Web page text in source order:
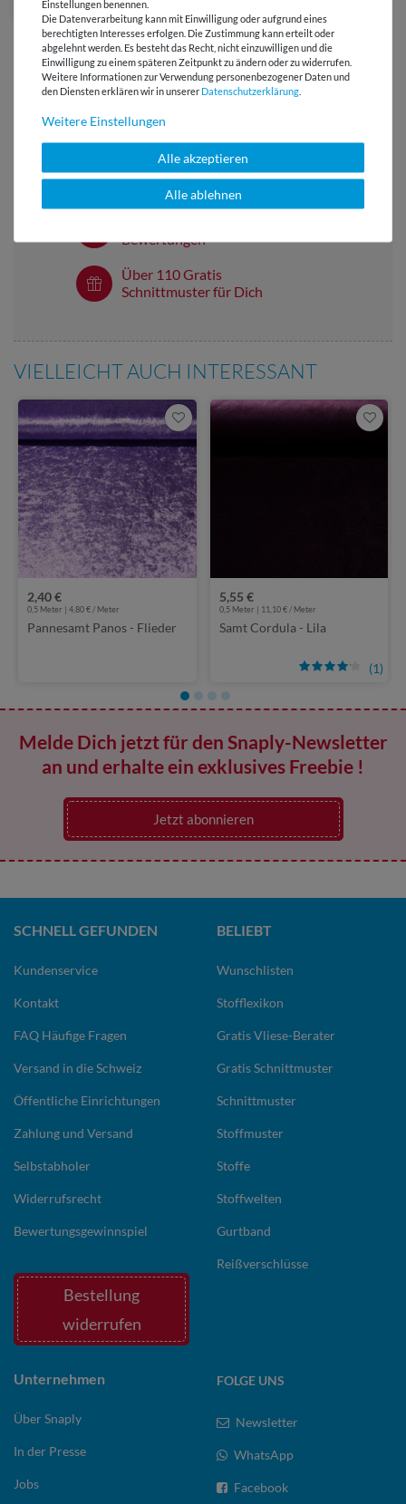
Versandkostenfrei ab 60 € -
Lieferung mit DHL
E-Mail Kundenservice
Antwort in 24h
Bewertungen
Über 110 Gratis
Schnittmuster für Dich
VIELLEICHT AUCH INTERESSANT
2,40 €
0,5 Meter | 4,80 € / Meter
Pannesamt Panos - Flieder
(1)
5,55 €
0,5 Meter | 11,10 € / Meter
Samt Cordula - Lila
Melde Dich jetzt für den Snaply-Newsletter
an und erhalte ein exklusives Freebie !
Jetzt abonnieren
Einstellungen benennen.
Die Datenverarbeitung kann mit Einwilligung oder aufgrund eines
berechtigten Interesses erfolgen. Die Zustimmung kann erteilt oder
abgelehnt werden. Es besteht das Recht, nicht einzuwilligen und die
Einwilligung zu einem späteren Zeitpunkt zu ändern oder zu widerrufen.
Weitere Informationen zur Verwendung personenbezogener Daten und
den Diensten erklären wir in unserer Daten­schutz­erklärung
Weitere Einstellungen
Alle akzeptieren
Alle ablehnen
SCHNELL GEFUNDEN
Kundenservice
Kontakt
FAQ Häufige Fragen
Versand in die Schweiz
Öffentliche Einrichtungen
Zahlung und Versand
Selbstabholer
Widerrufsrecht
Bewertungsgewinnspiel
Bestellung
widerrufen
BELIEBT
Wunschlisten
Stofflexikon
Gratis Vliese-Berater
Gratis Schnittmuster
Schnittmuster
Stoffmuster
Stoffe
Stoffwelten
Gurtband
Reißverschlüsse
Unternehmen
Über Snaply
In der Presse
Jobs
FOLGE UNS
Newsletter
WhatsApp
Facebook